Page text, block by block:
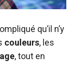
qu’il n’y
couleurs, les
, tout en